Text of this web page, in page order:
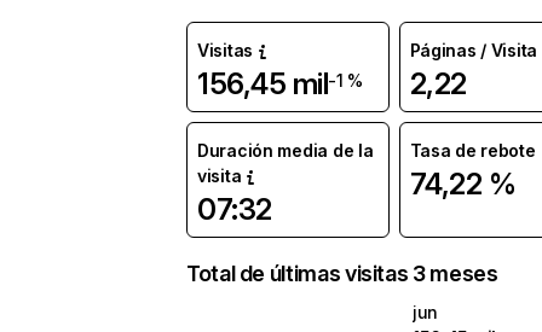
Visitas
156,45 mil-1 %
Páginas / Visita
2,22
Duración media de la
visita
07:32
Tasa de rebote
74,22 %
Total de últimas visitas 3 meses
jun